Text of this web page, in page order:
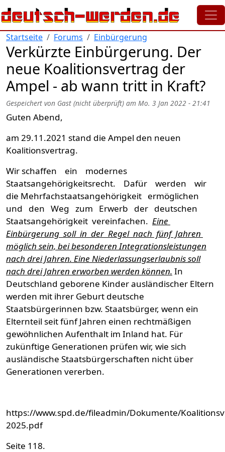
Direkt zum Inhalt
Startseite Forums Einbürgerung
Verkürzte Einbürgerung. Der
neue Koalitionsvertrag der
Ampel - ab wann tritt in Kraft?
Gespeichert von Gast (nicht überprüft) am Mo. 3 Jan 2022 - 21:41
Guten Abend,
am 29.11.2021 stand die Ampel den neuen
Koalitionsvertrag.
Wir schaffen ein modernes
Staatsangehörigkeitsrecht. Dafür werden wir
die Mehrfachstaatsangehörigkeit ermöglichen
und den Weg zum Erwerb der deutschen
Staatsangehörigkeit vereinfachen. Eine
Einbürgerung soll in der Regel nach fünf Jahren
möglich sein, bei besonderen Integrationsleistungen
nach drei Jahren. Eine Niederlassungserlaubnis soll
nach drei Jahren erworben werden können. In
Deutschland geborene Kinder ausländischer Eltern
werden mit ihrer Geburt deutsche
Staatsbürgerinnen bzw. Staatsbürger, wenn ein
Elternteil seit fünf Jahren einen rechtmäßigen
gewöhnlichen Aufenthalt im Inland hat. Für
zukünftige Generationen prüfen wir, wie sich
ausländische Staatsbürgerschaften nicht über
Generationen vererben.
https://www.spd.de/fileadmin/Dokumente/
2025.pdf
Seite 118.